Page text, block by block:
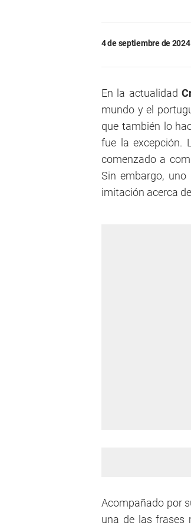
4 de septiembre de
En la actualidad
mundo y el
que también lo
fue la excepción.
comenzado a
Sin embargo,
imitación acerca
Acompañado por
una de las frases